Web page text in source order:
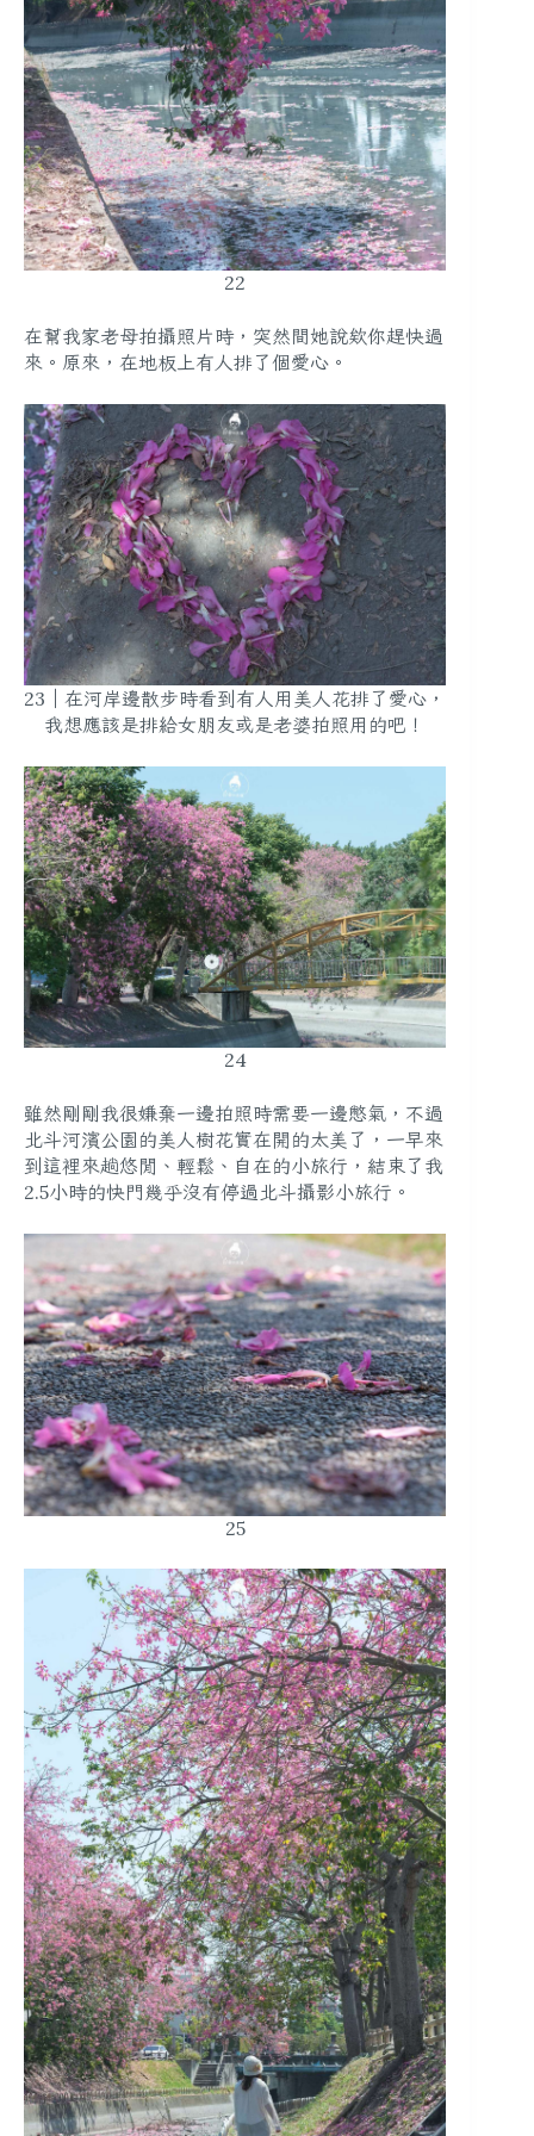
22
在幫我家老母拍攝照片時，突然間她說欸你趕快過
來。原來，在地板上有人排了個愛心。
23｜在河岸邊散步時看到有人用美人花排了愛心，
我想應該是排給女朋友或是老婆拍照用的吧！
24
雖然剛剛我很嫌棄一邊拍照時需要一邊憋氣，不過
北斗河濱公園的美人樹花實在開的太美了，一早來
到這裡來趟悠閒、輕鬆、自在的小旅行，結束了我
2.5小時的快門幾乎沒有停過北斗攝影小旅行。
25